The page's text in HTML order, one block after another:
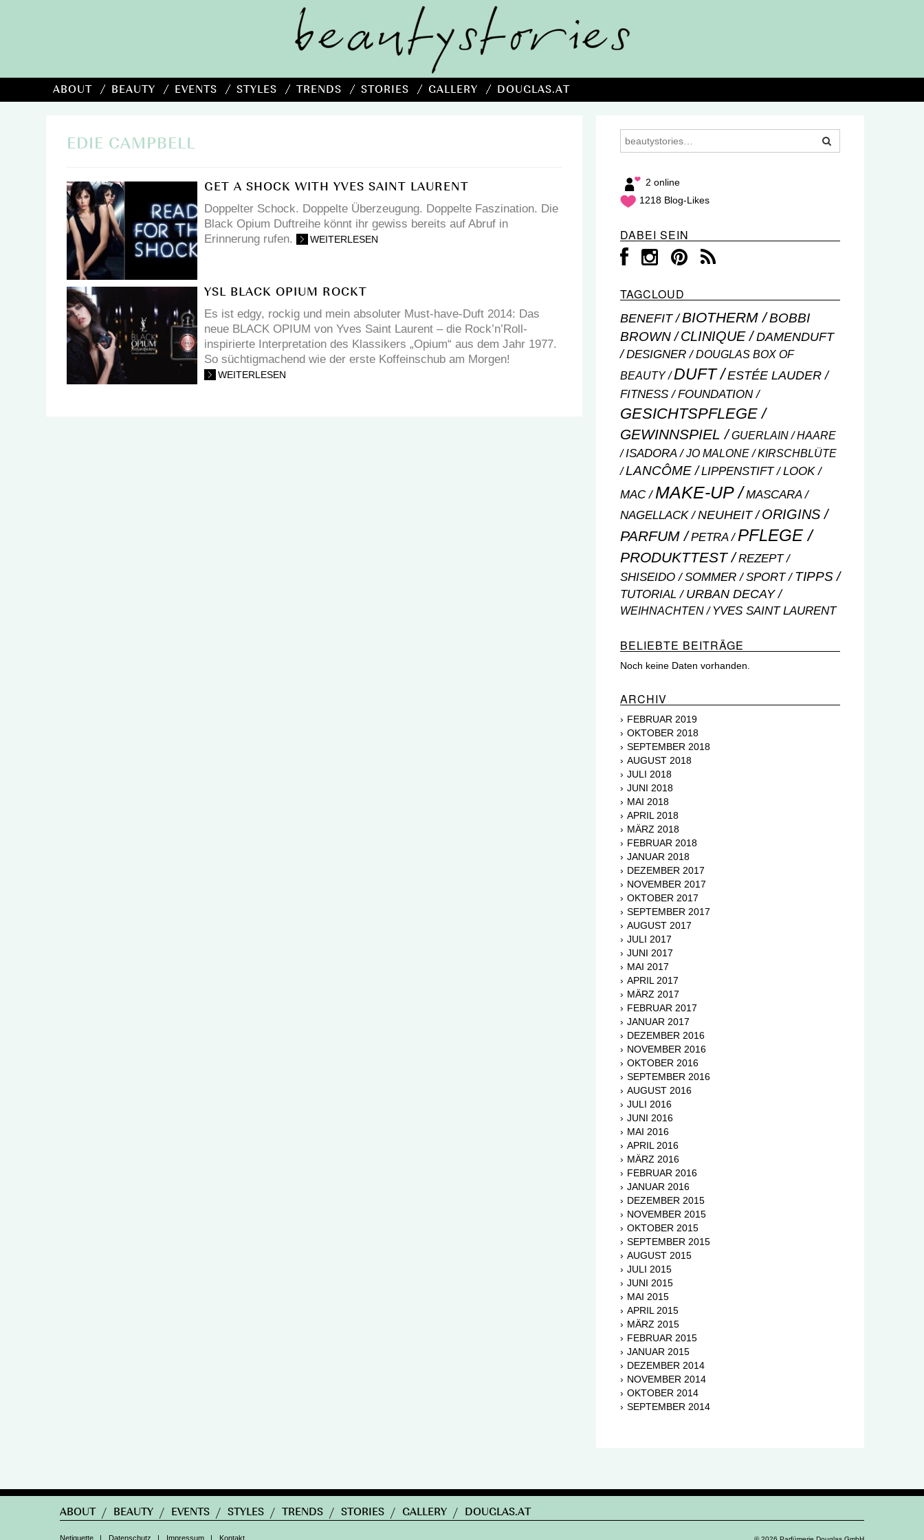
ABOUT BEAUTY EVENTS STYLES TRENDS STORIES GALLERY DOUGLAS.AT
EDIE CAMPBELL
GET A SHOCK WITH YVES SAINT LAURENT
Doppelter Schock. Doppelte Überzeugung. Doppelte Faszination. Die
Black Opium Duftreihe könnt ihr gewiss bereits auf Abruf in
Erinnerung rufen.
WEITERLESEN
YSL BLACK OPIUM ROCKT
Es ist edgy, rockig und mein absoluter Must-have-Duft 2014: Das
neue BLACK OPIUM von Yves Saint Laurent – die Rock’n’Roll-
inspirierte Interpretation des Klassikers „Opium“ aus dem Jahr 1977.
So süchtigmachend wie der erste Koffeinschub am Morgen!
WEITERLESEN
2 online
1218 Blog-Likes
DABEI SEIN
TAGCLOUD
BENEFIT BIOTHERM
BOBBI
BROWN
CLINIQUE DAMENDUFT
DESIGNER
DOUGLAS BOX OF
BEAUTY
DUFT
ESTÉE LAUDER
FITNESS
FOUNDATION
GESICHTSPFLEGE
GEWINNSPIEL GUERLAIN HAARE
ISADORA JO MALONE KIRSCHBLÜTE
LANCÔME LIPPENSTIFT
LOOK
MAC
MAKE-UP MASCARA
NAGELLACK NEUHEIT ORIGINS
PARFUM PETRA PFLEGE
PRODUKTTEST REZEPT
SHISEIDO SOMMER SPORT TIPPS
TUTORIAL URBAN DECAY
WEIHNACHTEN YVES SAINT LAURENT
BELIEBTE BEITRÄGE
Noch keine Daten vorhanden.
ARCHIV
FEBRUAR 2019
OKTOBER 2018
SEPTEMBER 2018
AUGUST 2018
JULI 2018
JUNI 2018
MAI 2018
APRIL 2018
MÄRZ 2018
FEBRUAR 2018
JANUAR 2018
DEZEMBER 2017
NOVEMBER 2017
OKTOBER 2017
SEPTEMBER 2017
AUGUST 2017
JULI 2017
JUNI 2017
MAI 2017
APRIL 2017
MÄRZ 2017
FEBRUAR 2017
JANUAR 2017
DEZEMBER 2016
NOVEMBER 2016
OKTOBER 2016
SEPTEMBER 2016
AUGUST 2016
JULI 2016
JUNI 2016
MAI 2016
APRIL 2016
MÄRZ 2016
FEBRUAR 2016
JANUAR 2016
DEZEMBER 2015
NOVEMBER 2015
OKTOBER 2015
SEPTEMBER 2015
AUGUST 2015
JULI 2015
JUNI 2015
MAI 2015
APRIL 2015
MÄRZ 2015
FEBRUAR 2015
JANUAR 2015
DEZEMBER 2014
NOVEMBER 2014
OKTOBER 2014
SEPTEMBER 2014
ABOUT / BEAUTY / EVENTS / STYLES / TRENDS / STORIES / GALLERY / DOUGLAS.AT
Netiquette | Datenschutz | Impressum | Kontakt